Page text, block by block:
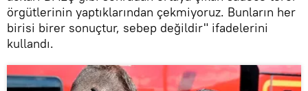
örgütlerinin yaptıklarından çekmiyoruz. Bunların her
birisi birer sonuçtur, sebep değildir" ifadelerini
kullandı.